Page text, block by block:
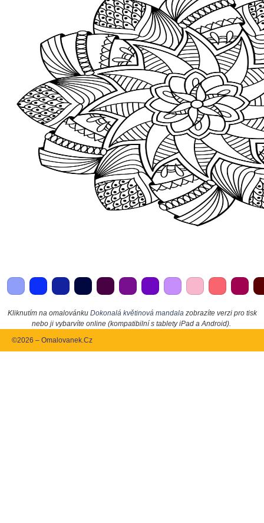
Kliknutím na omalovánku Dokonalá květinová mandala zobrazíte verzi pro tisk
nebo ji vybarvíte online (kompatibilní s tablety iPad a Android).
©2026 – Omalovanek.Cz